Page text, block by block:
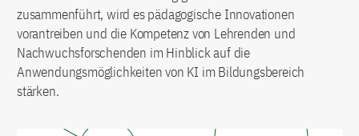
zusammenführt, wird es pädagogische Innovationen
vorantreiben und die Kompetenz von Lehrenden und
Nachwuchsforschenden im Hinblick auf die
Anwendungsmöglichkeiten von KI im Bildungsbereich
stärken.